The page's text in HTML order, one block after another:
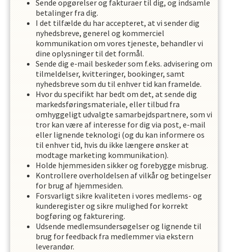
Sende opgørelser og fakturaer til dig, og indsamle
betalinger fra dig.
I det tilfælde du har accepteret, at vi sender dig
nyhedsbreve, generel og kommerciel
kommunikation om vores tjeneste, behandler vi
dine oplysninger til det formål.
Sende dig e-mail beskeder som f.eks. advisering om
tilmeldelser, kvitteringer, bookinger, samt
nyhedsbreve som du til enhver tid kan framelde.
Hvor du specifikt har bedt om det, at sende dig
markedsføringsmateriale, eller tilbud fra
omhyggeligt udvalgte samarbejdspartnere, som vi
tror kan være af interesse for dig via post, e-mail
eller lignende teknologi (og du kan informere os
til enhver tid, hvis du ikke længere ønsker at
modtage marketing kommunikation).
Holde hjemmesiden sikker og forebygge misbrug.
Kontrollere overholdelsen af ​​vilkår og betingelser
for brug af hjemmesiden.
Forsvarligt sikre kvaliteten i vores medlems- og
kunderegister og sikre mulighed for korrekt
bogføring og fakturering.
Udsende medlemsundersøgelser og lignende til
brug for feedback fra medlemmer via ekstern
leverandør.